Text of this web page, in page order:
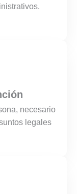
necesario
legales